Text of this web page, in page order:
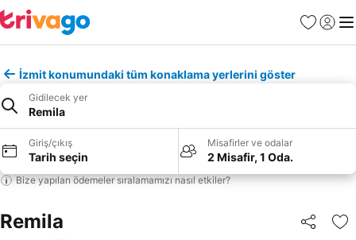
Favoriler
Giriş
İzmit konumundaki tüm konaklama yerlerini göster
Gidilecek yer
Remila
Giriş/çıkış
Tarih seçin
Misafirler ve odalar
2 Misafir, 1 Oda.
Bize yapılan ödemeler sıralamamızı nasıl etkiler?
Remila Paylaş